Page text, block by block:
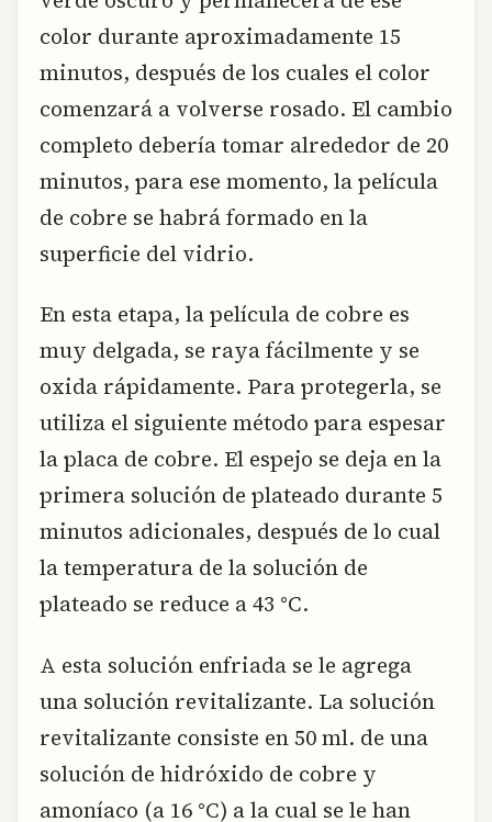
color durante aproximadamente 15
minutos, después de los cuales el color
comenzará a volverse rosado. El cambio
completo debería tomar alrededor de 20
minutos, para ese momento, la película
de cobre se habrá formado en la
superficie del vidrio.
En esta etapa, la película de cobre es
muy delgada, se raya fácilmente y se
oxida rápidamente. Para protegerla, se
utiliza el siguiente método para espesar
la placa de cobre. El espejo se deja en la
primera solución de plateado durante 5
minutos adicionales, después de lo cual
la temperatura de la solución de
plateado se reduce a 43 °C.
A esta solución enfriada se le agrega
una solución revitalizante. La solución
revitalizante consiste en 50 ml. de una
solución de hidróxido de cobre y
amoníaco (a 16 °C) a la cual se le han